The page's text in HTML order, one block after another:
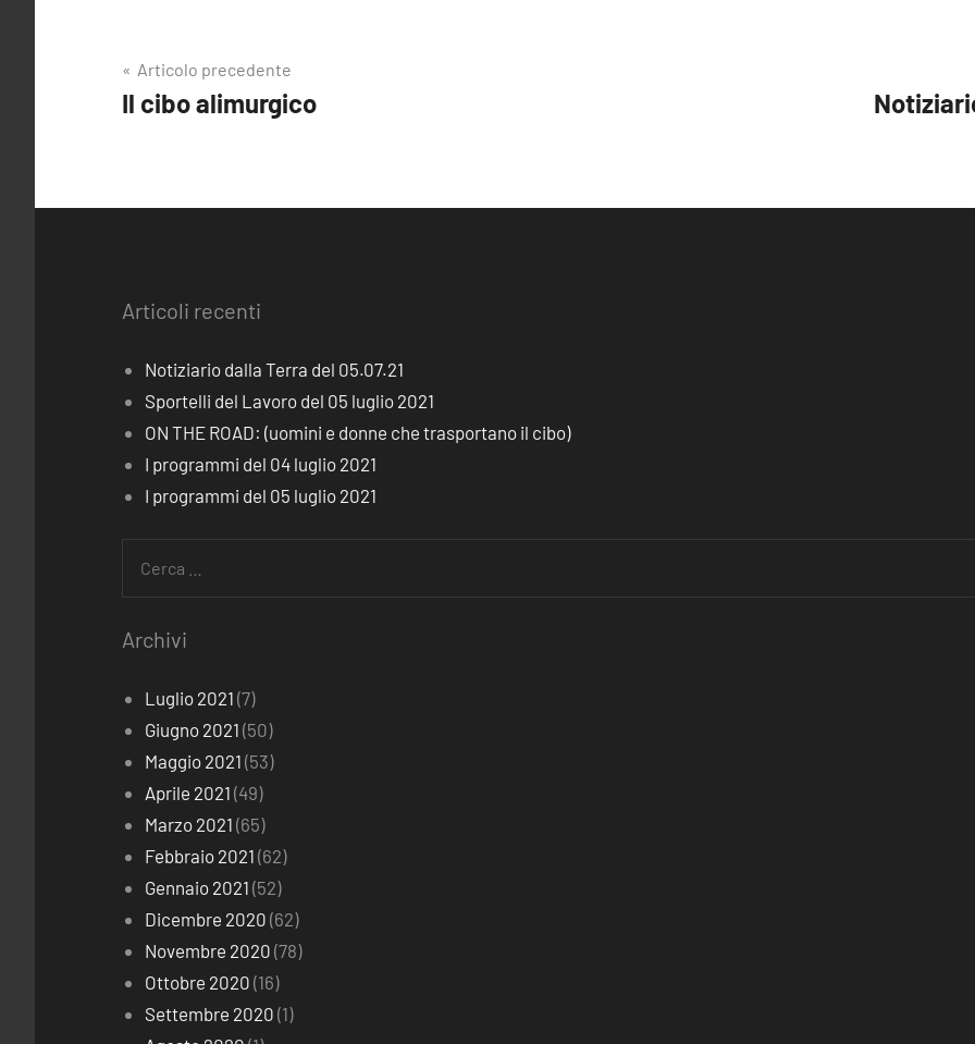
Navigazione
articoli
Articolo precedente
Il cibo alimurgico
Articoli recenti
Notiziario dalla Terra del 05.07.21
Sportelli del Lavoro del 05 luglio 2021
ON THE ROAD: (uomini e donne che trasportano il cibo)
I programmi del 04 luglio 2021
I programmi del 05 luglio 2021
Archivi
Luglio 2021 (7)
Giugno 2021 (50)
Maggio 2021 (53)
Aprile 2021 (49)
Marzo 2021 (65)
Febbraio 2021 (62)
Gennaio 2021 (52)
Dicembre 2020 (62)
Novembre 2020 (78)
Ottobre 2020 (16)
Settembre 2020 (1)